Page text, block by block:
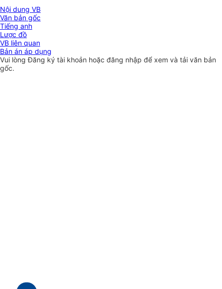
Nội dung VB
Văn bản gốc
Tiếng anh
Lược đồ
VB liên quan
Bản án áp dụng
Vui lòngĐăng ký tài khoản hoặc đăng nhập để xem và tải văn bản
gốc.